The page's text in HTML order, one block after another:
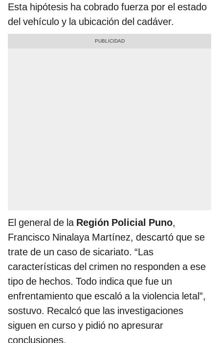
Esta hipótesis ha cobrado fuerza por el estado
del vehículo y la ubicación del cadáver.
El general de la Región Policial Puno,
Francisco Ninalaya Martínez, descartó que se
trate de un caso de sicariato. “Las
características del crimen no responden a ese
tipo de hechos. Todo indica que fue un
enfrentamiento que escaló a la violencia letal”,
sostuvo. Recalcó que las investigaciones
siguen en curso y pidió no apresurar
conclusiones.